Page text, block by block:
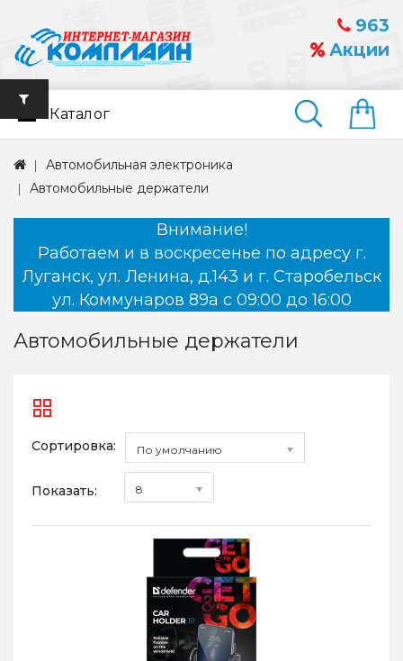
963
Акции
Найти
Каталог
Автомобильная электроника
Автомобильные держатели
Внимание!
Работаем и в воскресенье по адресу г.
Луганск, ул. Ленина, д.143 и г. Старобельск
ул. Коммунаров 89а с 09:00 до 16:00
Автомобильные держатели
Сортировка: По умолчанию
Показать: 8